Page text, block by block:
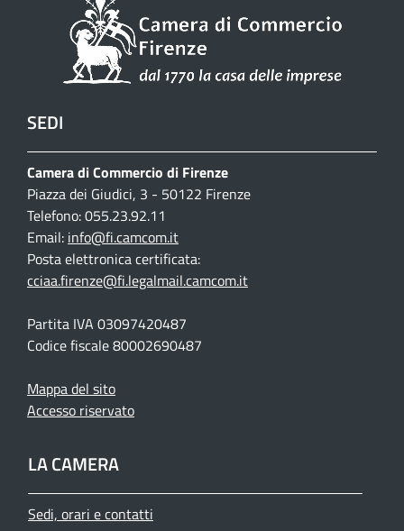
SEDI
Camera di Commercio di Firenze
Piazza dei Giudici, 3 - 50122 Firenze
Telefono: 055.23.92.11
Email: info@fi.camcom.it
Posta elettronica certificata:
cciaa.firenze@fi.legalmail.camcom.it
Partita IVA 03097420487
Codice fiscale 80002690487
Mappa del sito
Accesso riservato
LA CAMERA
Sedi, orari e contatti